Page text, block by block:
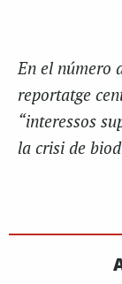
En el número
reportatge
“interessos
la crisi de